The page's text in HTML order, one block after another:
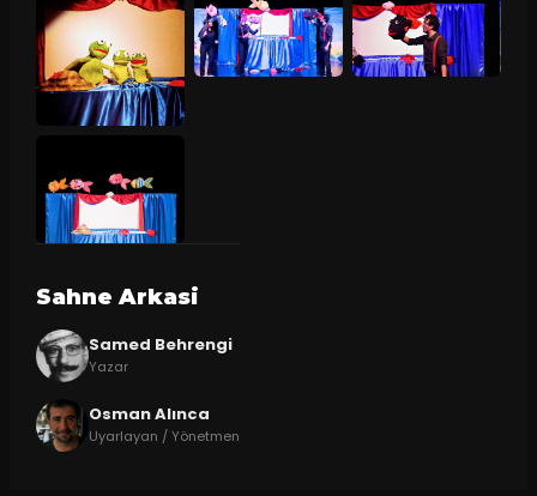
Sahne Arkasi
Samed Behrengi
Yazar
Osman Alınca
Uyarlayan / Yönetmen